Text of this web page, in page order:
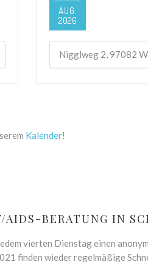
AUG.
2026
Nigglweg 2, 97082
Kalender!
BERATUNG IN
vierten Dienstag einen
finden wieder regelmäßige